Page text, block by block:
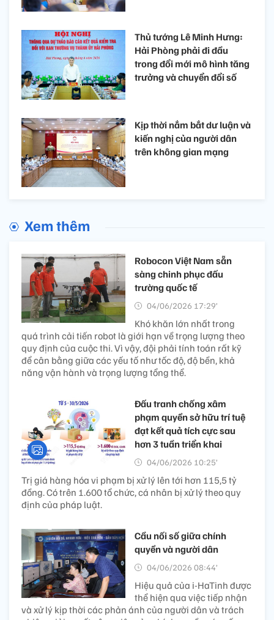
Thủ tướng Lê Minh Hưng:
Hải Phòng phải đi đầu
trong đổi mới mô hình tăng
trưởng và chuyển đổi số
Kịp thời nắm bắt dư luận và
kiến nghị của người dân
trên không gian mạng
Xem thêm
Robocon Việt Nam sẵn
sàng chinh phục đấu
trường quốc tế
04/06/2026 17:29’
Khó khăn lớn nhất trong
quá trình cải tiến robot là giới hạn về trọng lượng theo
quy định của cuộc thi. Vì vậy, đội phải tính toán rất kỹ
để cân bằng giữa các yếu tố như tốc độ, độ bền, khả
năng vận hành và trọng lượng tổng thể.
Đấu tranh chống xâm
phạm quyền sở hữu trí tuệ
đạt kết quả tích cực sau
hơn 3 tuần triển khai
04/06/2026 10:25’
Trị giá hàng hóa vi phạm bị xử lý lên tới hơn 115,5 tỷ
đồng. Có trên 1.600 tổ chức, cá nhân bị xử lý theo quy
định của pháp luật.
Cầu nối số giữa chính
quyền và người dân
04/06/2026 08:44’
Hiệu quả của i-HaTinh được
thể hiện qua việc tiếp nhận
và xử lý kịp thời các phản ánh của người dân và trách